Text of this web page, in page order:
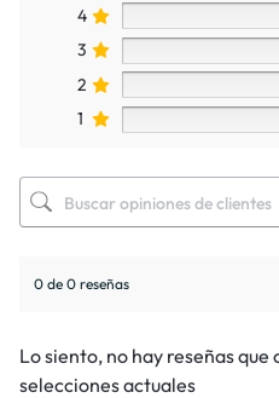
4
3
2
1
0 de 0 reseñas
Lo siento, no hay reseñas que
selecciones actuales